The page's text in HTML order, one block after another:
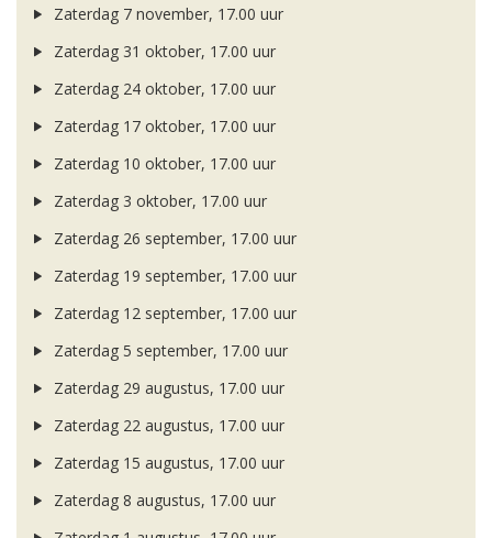
Zaterdag 7 november, 17.00 uur
Zaterdag 31 oktober, 17.00 uur
Zaterdag 24 oktober, 17.00 uur
Zaterdag 17 oktober, 17.00 uur
Zaterdag 10 oktober, 17.00 uur
Zaterdag 3 oktober, 17.00 uur
Zaterdag 26 september, 17.00 uur
Zaterdag 19 september, 17.00 uur
Zaterdag 12 september, 17.00 uur
Zaterdag 5 september, 17.00 uur
Zaterdag 29 augustus, 17.00 uur
Zaterdag 22 augustus, 17.00 uur
Zaterdag 15 augustus, 17.00 uur
Zaterdag 8 augustus, 17.00 uur